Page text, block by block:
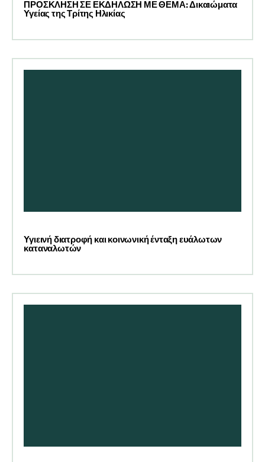
ΠΡΟΣΚΛΗΣΗ ΣΕ ΕΚΔΗΛΩΣΗ ΜΕ ΘΕΜΑ: Δικαιώματα
Υγείας της Τρίτης Ηλικίας
Υγιεινή διατροφή και κοινωνική ένταξη ευάλωτων
καταναλωτών